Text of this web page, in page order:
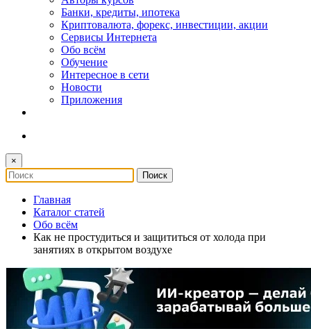
Банки, кредиты, ипотека
Криптовалюта, форекс, инвестиции, акции
Сервисы Интернета
Обо всём
Обучение
Интересное в сети
Новости
Приложения
×
Главная
Каталог статей
Обо всём
Как не простудиться и защититься от холода при
занятиях в открытом воздухе